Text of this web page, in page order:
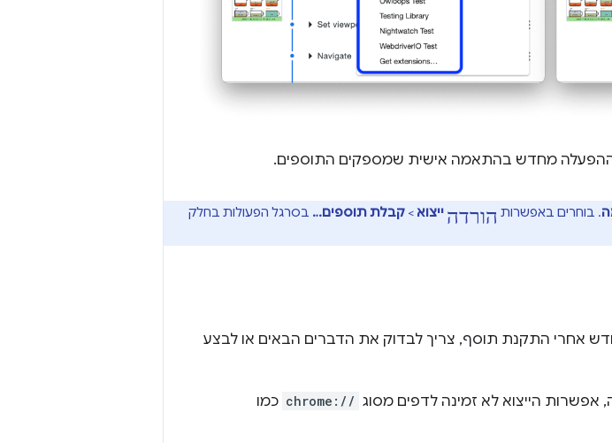
וההפעלה מחדש בהתאמה אישית שמספקים התוספים.
. בוחרים באפשרות הורדה ייצוא> קבלת תוספים… בסרגל הפעולות בחלק
אחרי התקנת תוסף, צריך לבדוק את הדברים הבאים או לבצע
הייצוא לא זמינה לדפים מסוג chrome:// כמו